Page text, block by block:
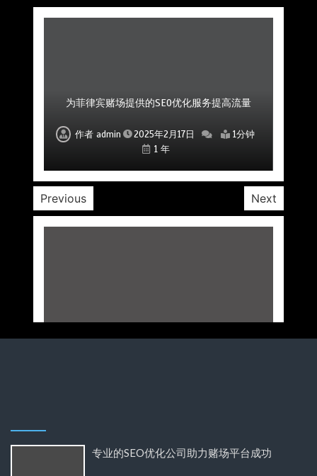
专业的SEO优化公司助力赌场平台成功
作者 admin 2025年2月17日
1分钟
1 年
为菲律宾赌场提供的SEO优化服务提高流量
作者 admin 2025年2月17日
1分钟
1 年
菲律宾赌场SEO公司如何帮助提高品牌曝光度
作者 admin 2025年2月17日
1分钟
1 年
提升菲律宾赌场SEO排名的优化服务
作者 admin 2025年2月17日
1分钟
1 年
菲律宾赌场公司如何通过社区互动提升用户粘性
作者 admin 2025年2月17日
1分钟
1 年
如何利用SEO提升菲律宾赌场的市场影响力
作者 admin 2025年2月17日
1分钟
1 年
专业SEO公司助力赌场品牌建设
作者 admin 2025年2月17日
1分钟
1 年
Previous Next
专业的SEO优化公司助力赌场平台成功